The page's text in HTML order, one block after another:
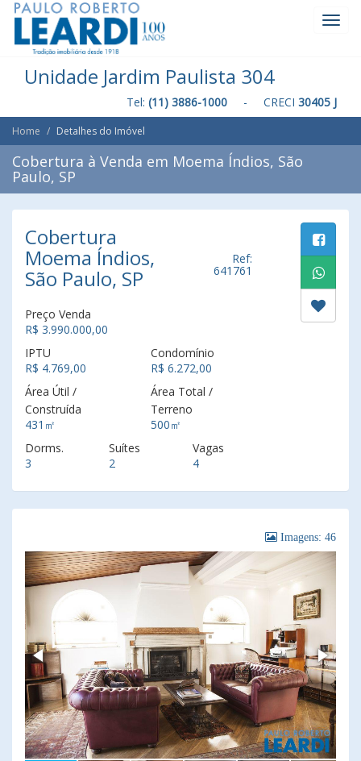
Unidade Jardim Paulista 304
Tel: (11) 3886-1000 - CRECI 30405 J
Home Detalhes do Imóvel
Cobertura à Venda em Moema Índios, São
Paulo, SP
Cobertura
Moema Índios,
São Paulo, SP
Ref:
641761
Preço Venda
R$ 3.990.000,00
IPTU
R$ 4.769,00
Condomínio
R$ 6.272,00
Área Útil /
Construída
431㎡
Área Total /
Terreno
500㎡
Dorms.
3
Suítes
2
Vagas
4
Imagens: 46